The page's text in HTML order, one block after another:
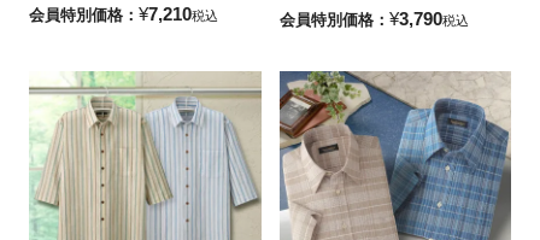
会員特別価格 ¥7,210税込 会員特別価格 ¥3,790税込